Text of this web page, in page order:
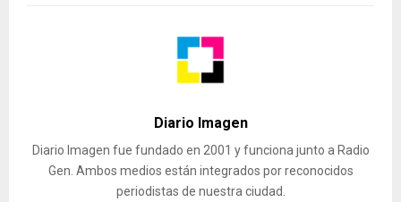
Diario Imagen
Diario Imagen fue fundado en 2001 y funciona junto a Radio
Gen. Ambos medios están integrados por reconocidos
periodistas de nuestra ciudad.